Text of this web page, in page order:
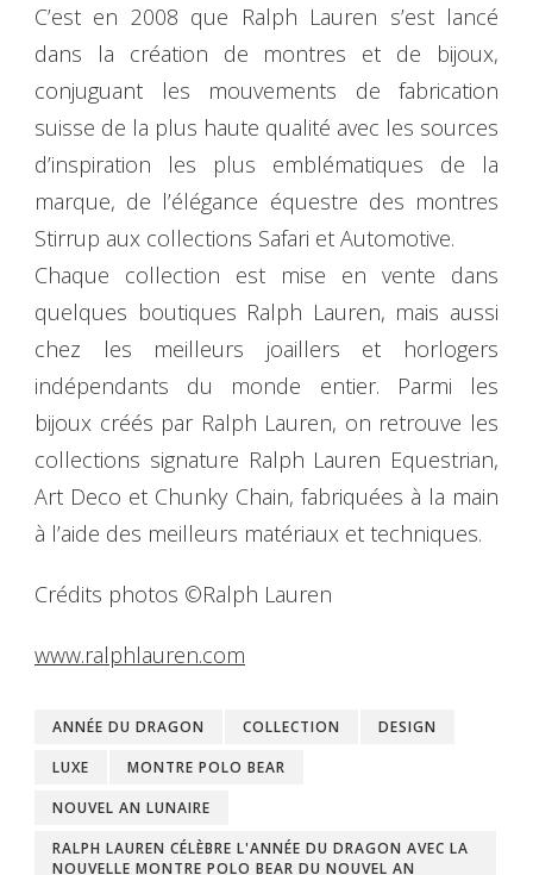
C’est en 2008 que Ralph Lauren s’est lancé
dans la création de montres et de bijoux,
conjuguant les mouvements de fabrication
suisse de la plus haute qualité avec les sources
d’inspiration les plus emblématiques de la
marque, de l’élégance équestre des montres
Stirrup aux collections Safari et Automotive.
Chaque collection est mise en vente dans
quelques boutiques Ralph Lauren, mais aussi
chez les meilleurs joaillers et horlogers
indépendants du monde entier. Parmi les
bijoux créés par Ralph Lauren, on retrouve les
collections signature Ralph Lauren Equestrian,
Art Deco et Chunky Chain, fabriquées à la main
à l’aide des meilleurs matériaux et techniques.
Crédits photos ©Ralph Lauren
www.ralphlauren.com
ANNÉE DU DRAGON COLLECTION
DESIGN
LUXE
MONTRE POLO BEAR
NOUVEL AN LUNAIRE
RALPH LAUREN CÉLÈBRE L'ANNÉE DU DRAGON AVEC LA
NOUVELLE MONTRE POLO BEAR DU NOUVEL AN